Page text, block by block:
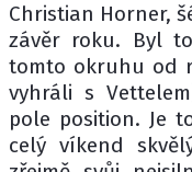
Christian Horner,
závěr roku. Byl
tomto okruhu od
vyhráli s
pole position. Je
celý víkend